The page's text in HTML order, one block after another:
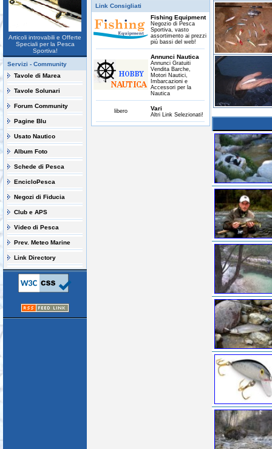
Articoli introvabili e Offerte
Speciali per la Pesca
Sportiva!
Servizi - Community
Tavole di Marea
Tavole Solunari
Forum Community
Pagine Blu
Usato Nautico
Album Foto
Schede di Pesca
EncicloPesca
Negozi di Fiducia
Club e APS
Video di Pesca
Prev. Meteo Marine
Link Directory
Link Consigliati
Fishing Equipment
Negozio di Pesca
Sportiva, vasto
assortimento ai prezzi
più bassi del web!
Annunci Nautica
Annunci Gratuiti
Vendita Barche,
Motori Nautici,
Imbarcazioni e
Accessori per la
Nautica
libero Vari
Altri Link Selezionati!